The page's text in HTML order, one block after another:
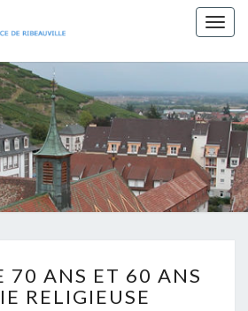
Sœurs De
La Divine
Providence
De
Ribeauvillé
DE
70
70 ANS ET 60 ANS
RELIGIEUSE